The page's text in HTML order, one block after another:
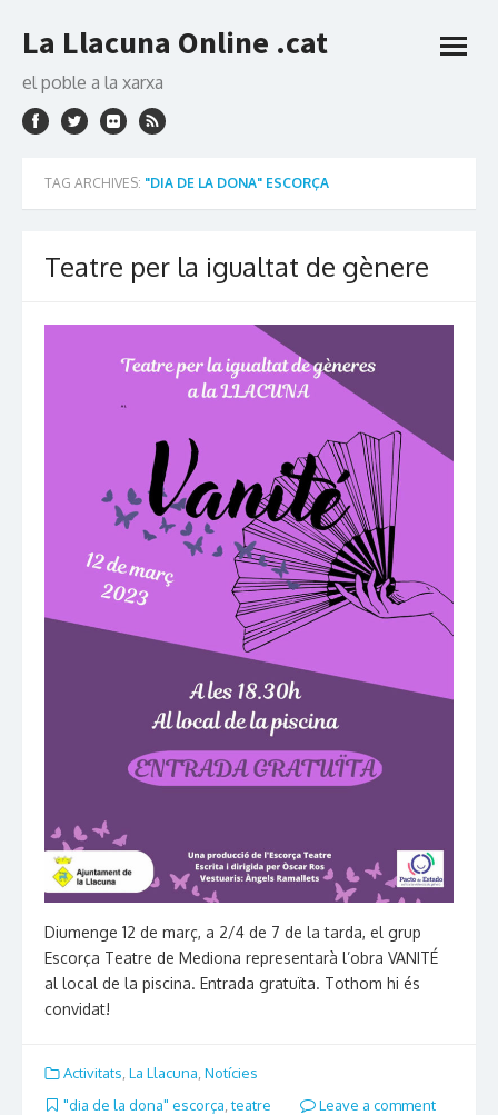
to
La Llacuna Online .cat
el poble a la xarxa
open
TAG ARCHIVES: "DIA DE LA DONA" ESCORÇA
Teatre per la igualtat de gènere
Diumenge 12 de març, a 2/4 de 7 de la tarda, el grup
Escorça Teatre de Mediona representarà l’obra VANITÉ
al local de la piscina. Entrada gratuïta. Tothom hi és
convidat!
Activitats, La Llacuna, Notícies
"dia de la dona" escorça ,teatre Leave a comment